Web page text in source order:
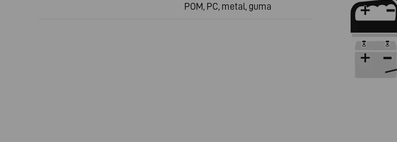
POM, PC, metal, guma